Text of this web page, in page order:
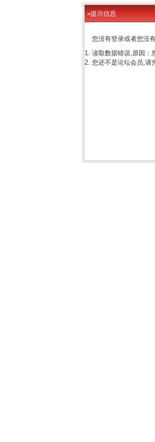
»提示信息
您没有登录或者您没
读取数据错误,原因：
您还不是论坛会员,请